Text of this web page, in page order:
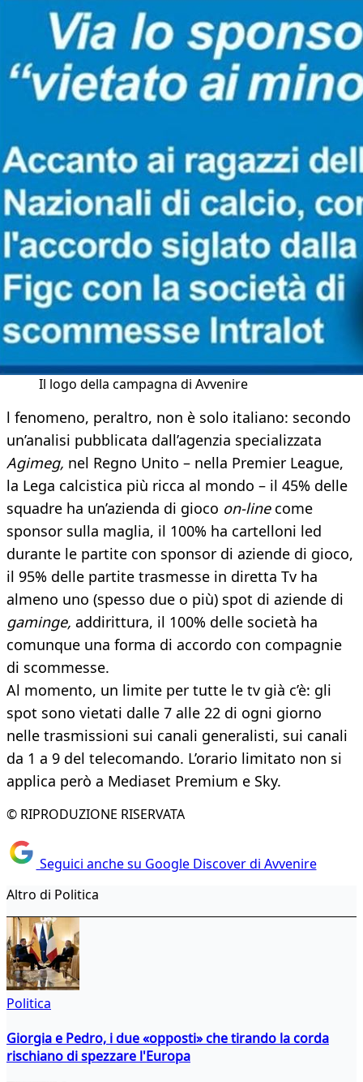
Il logo della campagna di Avvenire
l fenomeno, peraltro, non è solo italiano: secondo
un’analisi pubblicata dall’agenzia specializzata
Agimeg, nel Regno Unito – nella Premier League,
la Lega calcistica più ricca al mondo – il 45% delle
squadre ha un’azienda di gioco on-linecome
sponsor sulla maglia, il 100% ha cartelloni led
durante le partite con sponsor di aziende di gioco,
il 95% delle partite trasmesse in diretta Tv ha
almeno uno (spesso due o più) spot di aziende di
gaminge, addirittura, il 100% delle società ha
comunque una forma di accordo con compagnie
di scommesse.
Al momento, un limite per tutte le tv già c’è: gli
spot sono vietati dalle 7 alle 22 di ogni giorno
nelle trasmissioni sui canali generalisti, sui canali
da 1 a 9 del telecomando. L’orario limitato non si
applica però a Mediaset Premium e Sky.
© RIPRODUZIONE RISERVATA
Seguici anche su Google Discover di Avvenire
Altro di Politica
Politica
Giorgia e Pedro, i due «opposti» che tirando la corda
rischiano di spezzare l'Europa